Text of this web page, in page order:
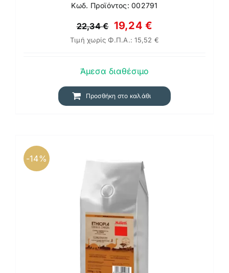
Κωδ. Προϊόντος: 002791
22,34€ Original
price
22,34 €.
19,24€
τρέχουσα
19,24 €.
Τιμή χωρίς Φ.Π.Α.:15,52 €
Άμεσα διαθέσιμο
Προσθήκη στο καλάθι
-14%